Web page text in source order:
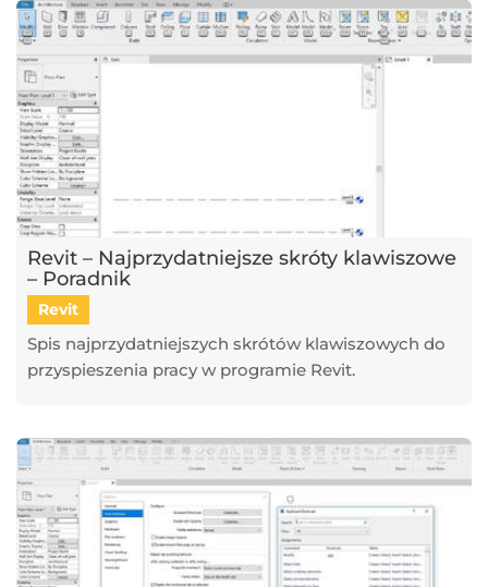
Revit – Najprzydatniejsze skróty klawiszowe
– Poradnik
Revit
Spis najprzydatniejszych skrótów klawiszowych do
przyspieszenia pracy w programie Revit.